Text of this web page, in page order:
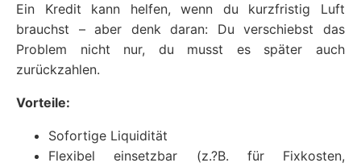
Ein Kredit kann helfen, wenn du kurzfristig Luft
brauchst – aber denk daran: Du verschiebst das
Problem nicht nur, du musst es später auch
zurückzahlen.
Vorteile:
Sofortige Liquidität
Flexibel einsetzbar (z.?B. für Fixkosten,